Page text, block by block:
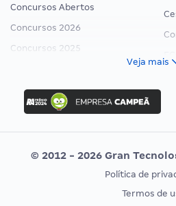
Concursos Abertos
Concursos 2026
Concursos 2025
Concurso Ibama
Concurso MPU
Editais publicados
CONCURSOS POR PROFISSÃO
Veja mais
© 2012 - 2026 Gran
Política de
Termos de